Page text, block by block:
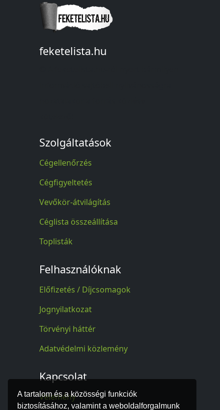
A tartalom és a közösségi funkciók
biztosításához, valamint a weboldalforgalmunk
feketelista.hu
Szolgáltatások
Cégellenőrzés
Cégfigyeltetés
Vevőkör-átvilágítás
Céglista összeállítása
Toplisták
Felhasználóknak
Előfizetés / Díjcsomagok
Jognyilatkozat
Törvényi háttér
Adatvédelmi közlemény
Kapcsolat
Vélemény